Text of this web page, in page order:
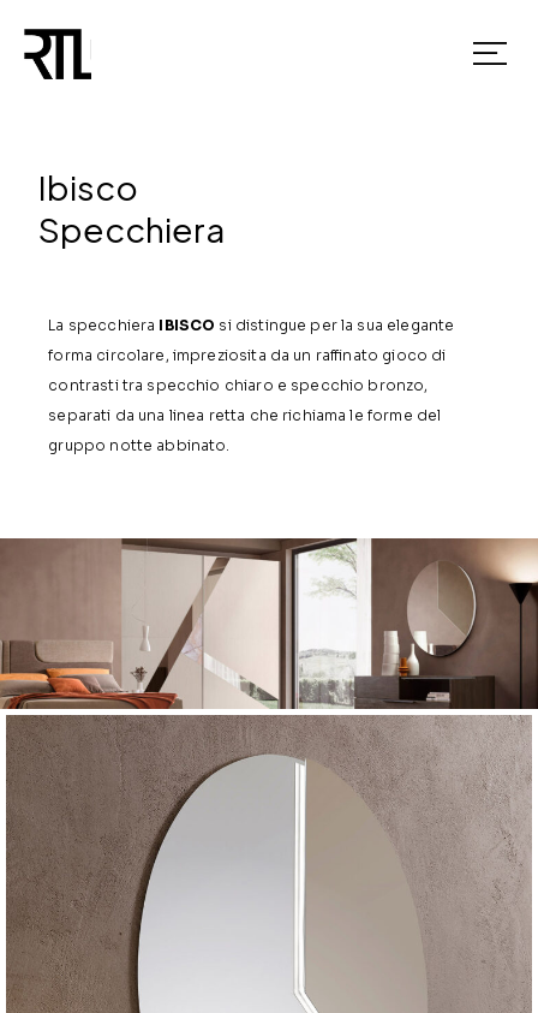
Ibisco
Specchiera
La specchiera IBISCO si distingue per la sua elegante
forma circolare, impreziosita da un raffinato gioco di
contrasti tra specchio chiaro e specchio bronzo,
separati da una linea retta che richiama le forme del
gruppo notte abbinato.